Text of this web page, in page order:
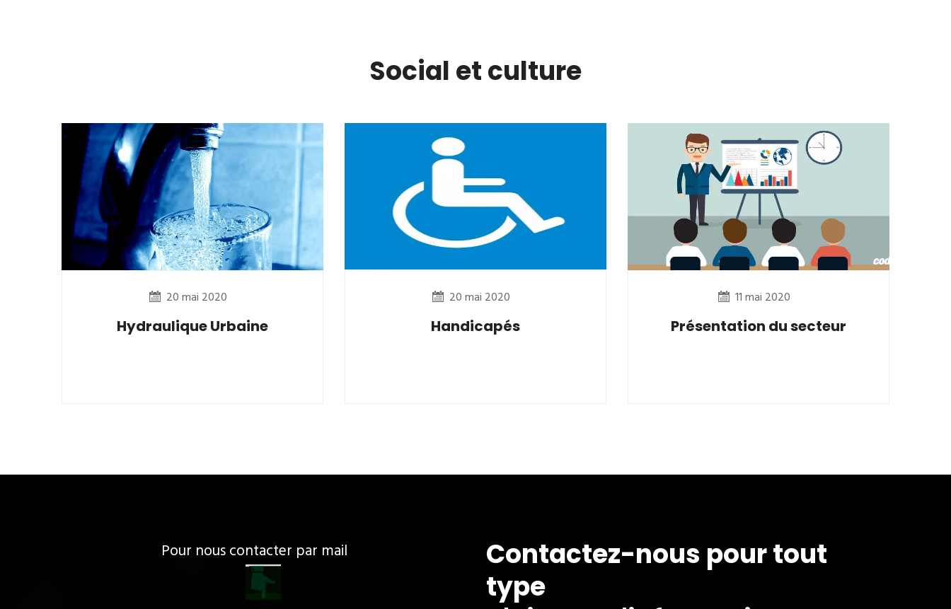
Social et culture
20 mai 2020
Hydraulique Urbaine
20 mai 2020
Handicapés
11 mai 2020
Présentation du secteur
Pour nous contacter par mail
Contactez-nous pour tout
type